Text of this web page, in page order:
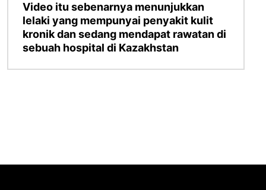
Video itu sebenarnya menunjukkan
lelaki yang mempunyai penyakit kulit
kronik dan sedang mendapat rawatan di
sebuah hospital di Kazakhstan